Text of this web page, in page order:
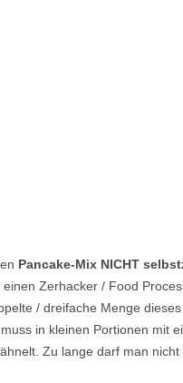
Pancake-Mix NICHT
Zerhacker / Food
/ dreifache Menge
in kleinen Portionen mit
Zu lange darf man